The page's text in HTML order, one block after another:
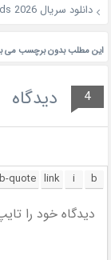
دانلود سریال The Legend of Rosy Clouds 2026
این مطلب بدون برچسب می
4 دیدگاه